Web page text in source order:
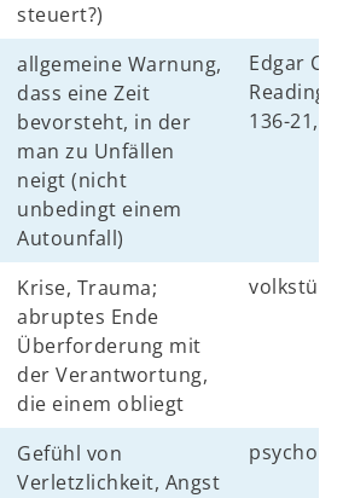
steuert?)
allgemeine Warnung,
dass eine Zeit
bevorsteht, in der
man zu Unfällen
neigt (nicht
unbedingt einem
Autounfall)
Edgar
Reading
136-21,
Krise, Trauma;
abruptes Ende
Überforderung mit
der Verantwortung,
die einem obliegt
Gefühl von
Verletzlichkeit, Angst